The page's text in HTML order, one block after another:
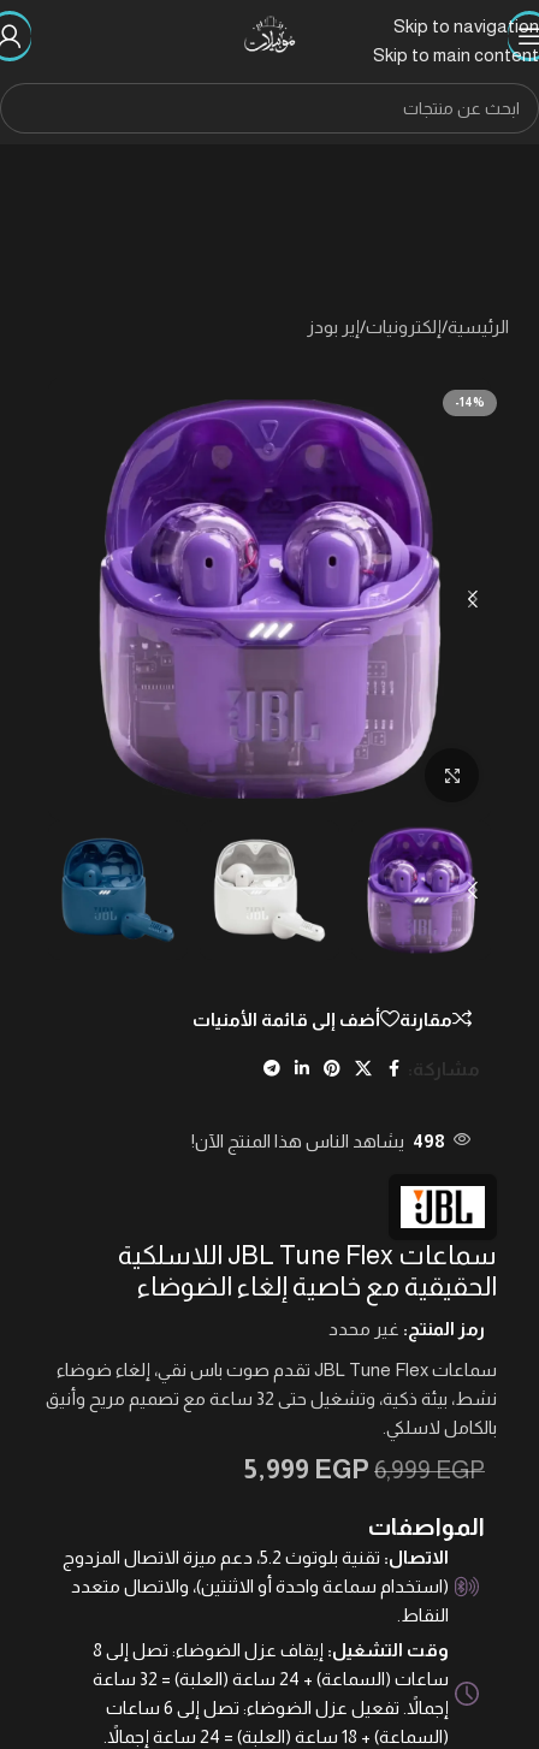
Skip to navigation
Skip to main content
الرئيسية/إلكترونيات/إير بودز
-14%
Click to enlarge
مقارنة أضف إلى قائمة الأمنيات
مشاركة:
498 يشاهد الناس هذا المنتج الآن!
سماعات JBL Tune Flex اللاسلكية
الحقيقية مع خاصية إلغاء الضوضاء
رمز المنتج: غير محدد
سماعات JBL Tune Flex تقدم صوت باس نقي، إلغاء ضوضاء
نشط، بيئة ذكية، وتشغيل حتى 32 ساعة مع تصميم مريح وأنيق
بالكامل لاسلكي.
6,999EGP
5,999 EGP
المواصفات
الاتصال:
تقنية بلوتوث 5.2، دعم ميزة الاتصال المزدوج
(استخدام سماعة واحدة أو الاثنتين)، والاتصال متعدد
النقاط.
وقت التشغيل:
إيقاف عزل الضوضاء: تصل إلى 8
ساعات (السماعة) + 24 ساعة (العلبة) = 32 ساعة
إجمالاً. تفعيل عزل الضوضاء: تصل إلى 6 ساعات
(السماعة) + 18 ساعة (العلبة) = 24 ساعة إجمالاً.